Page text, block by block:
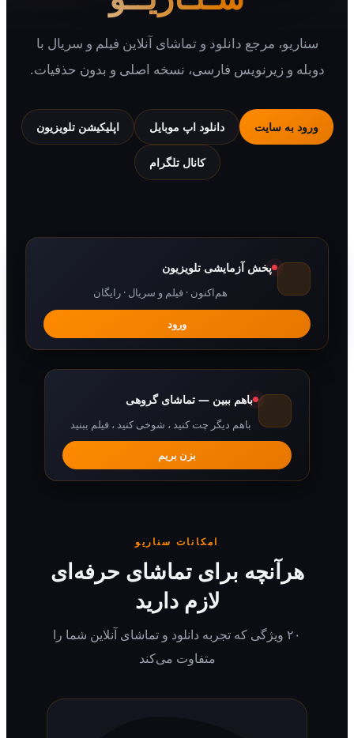
مرجع دانلود و تماشای آنلاین فیلم و سریال با
و زیرنویس فارسی، نسخه اصلی و بدون حذفیات.
به سایت دانلود اپ موبایل اپلیکیشن تلویزیون
کانال تلگرام
پخش آزمایشی تلویزیون
هم‌اکنون · فیلم و سریال · رایگان
باهم ببین — تماشای گروهی
باهم دیگر چت کنید ، شوخی کنید ، فیلم ببنید
امکانات سناریو
برای تماشای حرفه‌ای
لازم دارید
۲۰ ویژگی که تجربه دانلود و تماشای آنلاین شما را
متفاوت می‌کند